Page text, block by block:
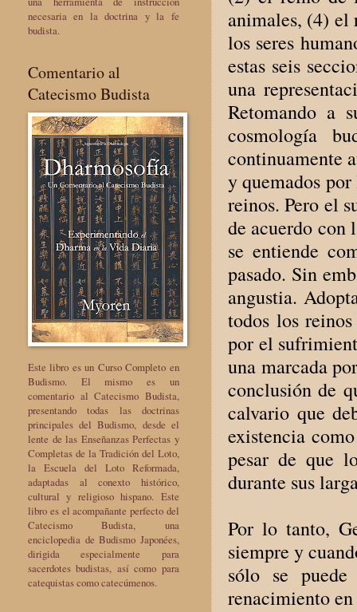
animales, (4)
los seres
estas seis
una
Retomando a
cosmología
continuamente
y quemados
reinos. Pero el
de acuerdo con
se entiende
pasado. Sin
angustia.
todos los
por el
una marcada
conclusión de
calvario que
existencia
pesar de que
durante sus
Por lo tanto,
siempre y
sólo se
renacimiento
necesaria en la doctrina y la fe
budista.
Comentario al
Catecismo Budista
Este libro es un Curso Completo en
Budismo. El mismo es un
comentario al Catecismo Budista,
presentando todas las doctrinas
principales del Budismo, desde el
lente de las Enseñanzas Perfectas y
Completas de la Tradición del Loto,
la Escuela del Loto Reformada,
adaptadas al conexto histórico,
cultural y religioso hispano. Este
libro es el acompañante perfecto del
Catecismo Budista, una
enciclopedia de Budismo Japonées,
dirigida especialmente para
sacerdotes budistas, así como para
catequistas como catecúmenos.